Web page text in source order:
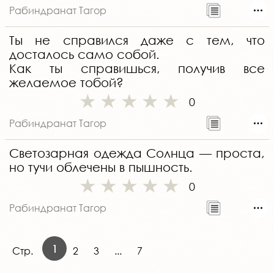
Рабиндранат Тагор
Ты не справился даже с тем, что
досталось само собой.
Как ты справишься, получив все
желаемое тобой?
0
Рабиндранат Тагор
Светозарная одежда Солнца — проста,
но тучи облечены в пышность.
0
Рабиндранат Тагор
Стр. 1 2 3 ... 7